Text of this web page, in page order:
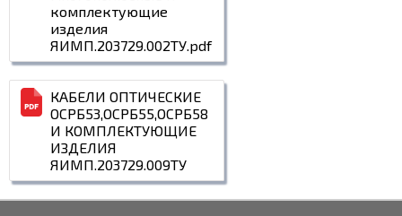
комплектующие
изделия
ЯИМП.203729.002ТУ.pdf
КАБЕЛИ ОПТИЧЕСКИЕ
ОСРБ53,ОСРБ55,ОСРБ58
И КОМПЛЕКТУЮЩИЕ
ИЗДЕЛИЯ
ЯИМП.203729.009TУ